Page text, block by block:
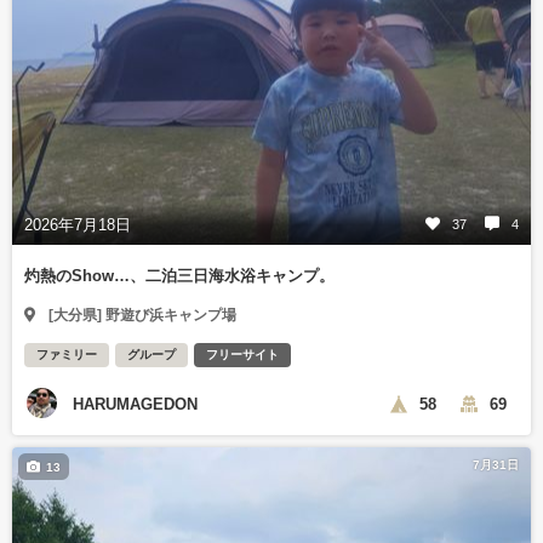
2026年7月18日 37 4
灼熱のShow…、二泊三日海水浴キャンプ。
[大分県] 野遊び浜キャンプ場
ファミリー グループ フリーサイト
HARUMAGEDON 58 69
7月31日
13